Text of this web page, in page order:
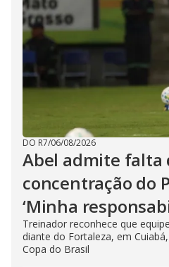
DO R7/06/08/2026
Abel admite falta
concentração do
‘Minha
Treinador reconhece que
diante do Fortaleza, em
Copa do Brasil